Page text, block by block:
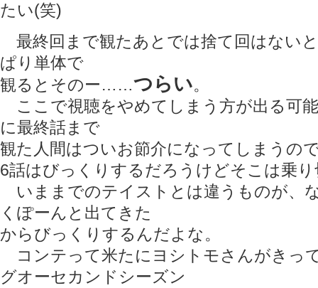
たい(笑)
最終回まで観たあとでは捨て回はない
ぱり単体で
観るとそのー……つらい。
ここで視聴をやめてしまう方が出る可
に最終話まで
観た人間はついお節介になってしまうの
6話はびっくりするだろうけどそこは乗
いままでのテイストとは違うものが、
くぽーんと出てきた
からびっくりするんだよな。
コンテって米たにヨシトモさんがきっ
グオーセカンドシーズン